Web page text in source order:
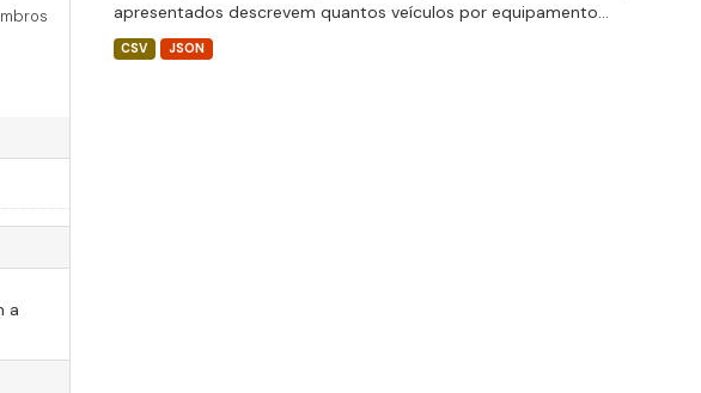
a
apresentados descrevem quantos veículos por equipamento...
CSV JSON